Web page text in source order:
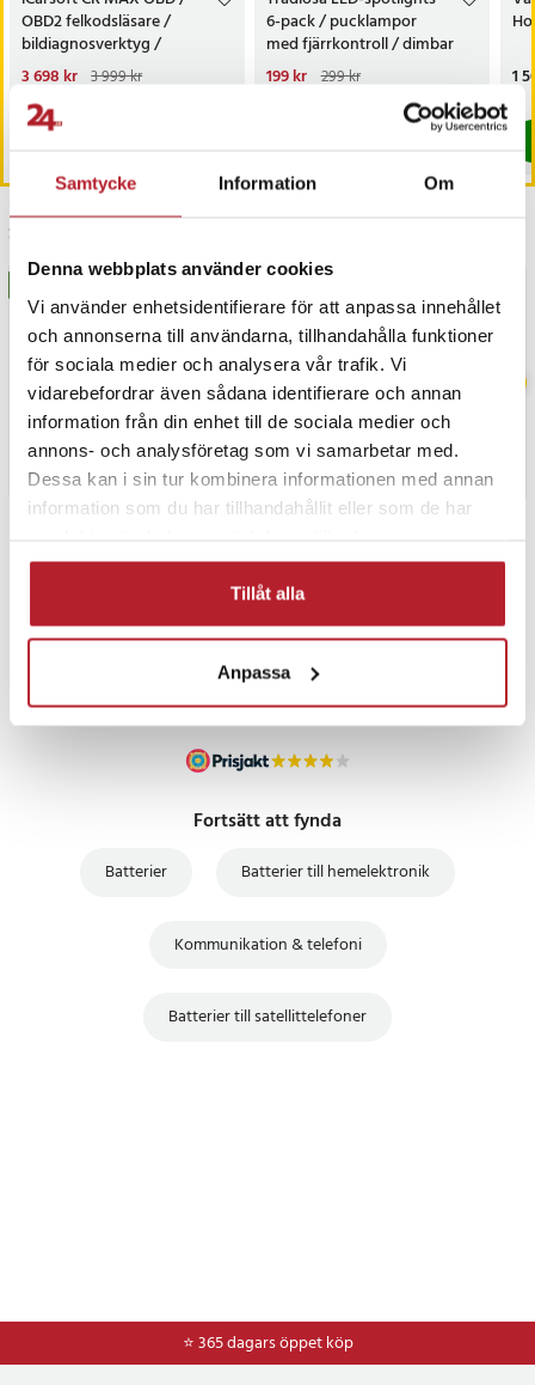
Samtycke Information Om
Denna webbplats använder cookies
Vi använder enhetsidentifierare för att anpassa innehållet
och annonserna till användarna, tillhandahålla funktioner
för sociala medier och analysera vår trafik. Vi
vidarebefordrar även sådana identifierare och annan
information från din enhet till de sociala medier och
annons- och analysföretag som vi samarbetar med.
Dessa kan i sin tur kombinera informationen med annan
information som du har tillhandahållit eller som de har
Tillåt alla
Anpassa
OBD2 felkodsläsare /
bildiagnosverktyg /
diagnosverktyg för bil
Nuvarande pris:
3 698 kr 3 999 kr
I lager, levereras inom 1-2 vardagar
6-pack / pucklampor
med fjärrkontroll / dimbar
skåpbelysning
Nuvarande pris
199 kr 299 kr
I lager, levereras inom 1-2 vardagar
1
Senast besökta
UTFÖRSÄLJNING
Fortsätt att fynda
Batterier Batterier till hemelektronik
Kommunikation & telefoni
Batterier till satellittelefoner
⭐ 365 dagars öppet köp
⭐Frakt 49kr *